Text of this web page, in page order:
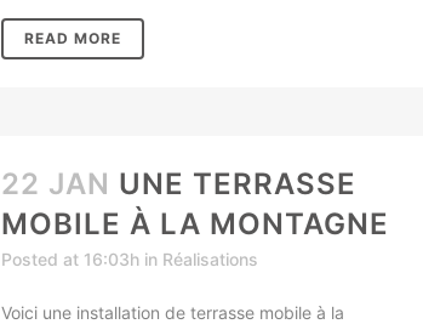
READ MORE
22 JAN UNE TERRASSE
MOBILE À LA MONTAGNE
Posted at 16:03hin Réalisations
Voici une installation de terrasse mobile à la